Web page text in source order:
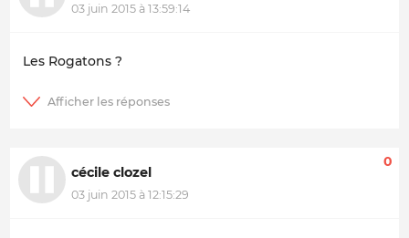
03 juin 2015 à 13:59:14
Les Rogatons ?
cécile clozel
03 juin 2015 à 12:15:29
0